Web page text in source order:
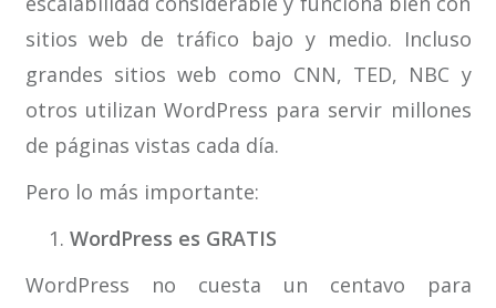
sitios web de tráfico bajo y medio. Incluso
grandes sitios web como CNN, TED, NBC y
otros utilizan WordPress para servir millones
de páginas vistas cada día.
Pero lo más importante:
WordPress es GRATIS
WordPress no cuesta un centavo para